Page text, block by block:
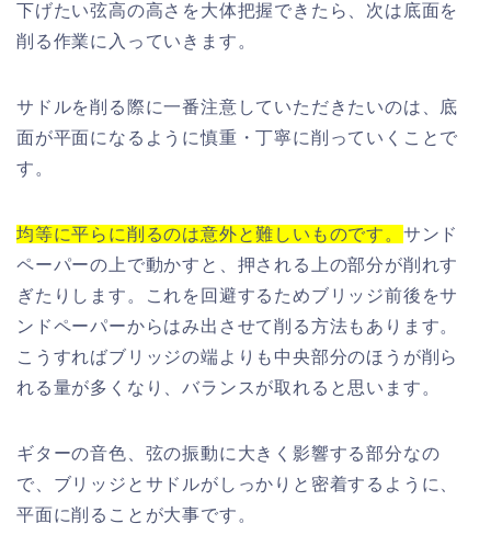
下げたい弦高の高さを大体把握できたら、次は底面を
削る作業に入っていきます。
サドルを削る際に一番注意していただきたいのは、底
面が平面になるように慎重・丁寧に削っていくことで
す。
均等に平らに削るのは意外と難しいものです。 サンド
ペーパーの上で動かすと、押される上の部分が削れす
ぎたりします。これを回避するためブリッジ前後をサ
ンドペーパーからはみ出させて削る方法もあります。
こうすればブリッジの端よりも中央部分のほうが削ら
れる量が多くなり、バランスが取れると思います。
ギターの音色、弦の振動に大きく影響する部分なの
で、ブリッジとサドルがしっかりと密着するように、
平面に削ることが大事です。